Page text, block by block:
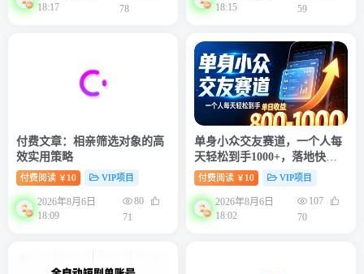
18:17
78
18:15
59
付费文章：相亲筛选对象的高
效实用策略
付费阅读 ￥ 10 VIP项目
2026年8月6日
18:09
80
71
单身小众交友赛道，一个人每
天轻松到手1000+，落地快、
见效稳【揭秘】
付费阅读 ￥ 10 VIP项目
2026年8月6日
18:02
107
70